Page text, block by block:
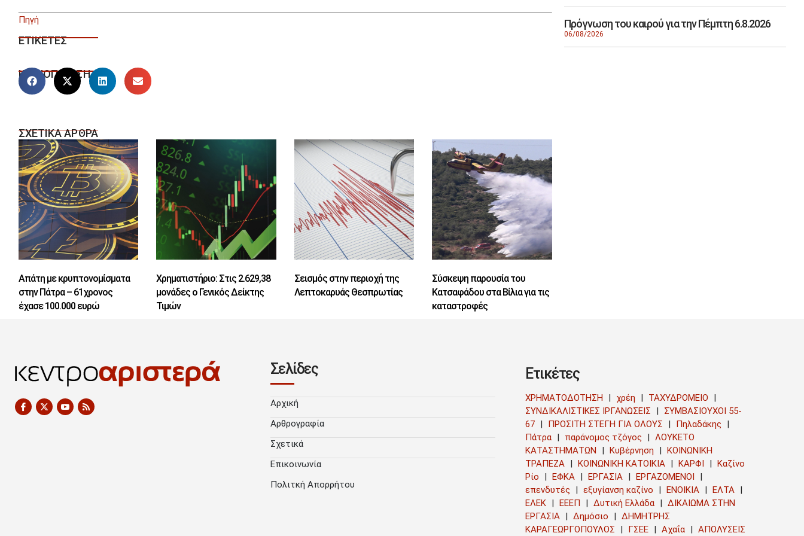
Πηγή
ΕΤΙΚΕΤΕΣ
ΚΟΙΝΟΠΟΙΗΣΗ
ΣΧΕΤΙΚΑ ΑΡΘΡΑ
Απάτη με κρυπτονομίσματα
στην Πάτρα – 61χρονος
έχασε 100.000 ευρώ
Χρηματιστήριο: Στις 2.629,38
μονάδες ο Γενικός Δείκτης
Τιμών
Σεισμός στην περιοχή της
Λεπτοκαρυάς Θεσπρωτίας
Σύσκεψη παρουσία του
Κατσαφάδου στα Βίλια για τις
καταστροφές
Πρόγνωση του καιρού για την Πέμπτη 6.8.2026
06/08/2026
Σελίδες
Αρχική
Αρθρογραφία
Σχετικά
Επικοινωνία
Πολιτκή Απορρήτου
Ετικέτες
ΧΡΗΜΑΤΟΔΟΤΗΣΗ χρέη
ΤΑΧΥΔΡΟΜΕΙΟ
ΣΥΝΔΙΚΑΛΙΣΤΙΚΕΣ ΙΡΓΑΝΩΣΕΙΣ
ΣΥΜΒΑΣΙΟΥΧΟΙ 55-
67
ΠΡΟΣΙΤΗ ΣΤΕΓΗ ΓΙΑ ΟΛΟΥΣ
Πηλαδάκης
Πάτρα
παράνομος τζόγος
ΛΟΥΚΕΤΟ
ΚΑΤΑΣΤΗΜΑΤΩΝ
Κυβέρνηση
ΚΟΙΝΩΝΙΚΗ
ΤΡΑΠΕΖΑ
ΚΟΙΝΩΝΙΚΗ ΚΑΤΟΙΚΙΑ ΚΑΡΦΙ
Καζίνο
Ρίο
ΕΦΚΑ ΕΡΓΑΣΙΑ
ΕΡΓΑΖΟΜΕΝΟΙ
επενδυτές
εξυγίανση καζίνο ΕΝΟΙΚΙΑ
ΕΛΤΑ
ΕΛΕΚ
ΕΕΕΠ Δυτική Ελλάδα
ΔΙΚΑΙΩΜΑ ΣΤΗΝ
ΕΡΓΑΣΙΑ
Δημόσιο
ΔΗΜΗΤΡΗΣ
ΚΑΡΑΓΕΩΡΓΟΠΟΥΛΟΣ
ΓΣΕΕ Αχαΐα ΑΠΟΛΥΣΕΙΣ